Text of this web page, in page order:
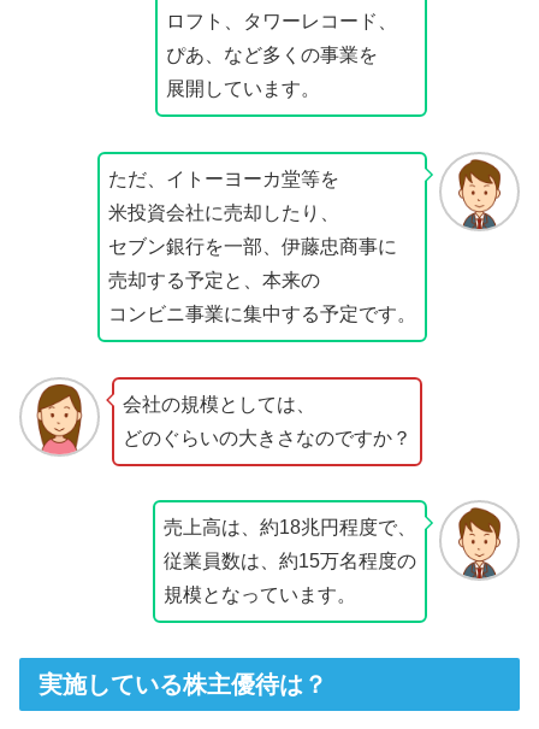
ロフト、タワーレコード、
ぴあ、など多くの事業を
展開しています。
ただ、イトーヨーカ堂等を
米投資会社に売却したり、
セブン銀行を一部、伊藤忠商事に
売却する予定と、本来の
コンビニ事業に集中する予定です。
会社の規模としては、
どのぐらいの大きさなのですか？
売上高は、約18兆円程度で、
従業員数は、約15万名程度の
規模となっています。
実施している株主優待は？